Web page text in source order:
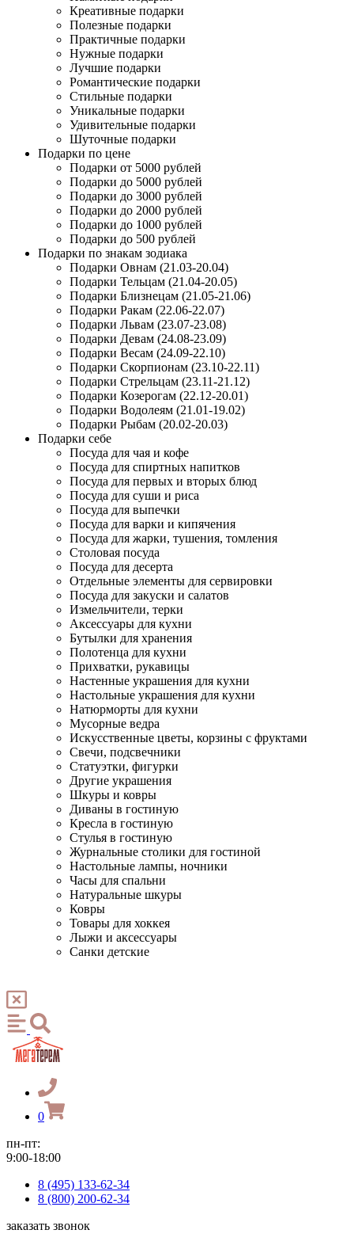
Креативные подарки
Полезные подарки
Практичные подарки
Нужные подарки
Лучшие подарки
Романтические подарки
Стильные подарки
Уникальные подарки
Удивительные подарки
Шуточные подарки
Подарки по цене
Подарки от 5000 рублей
Подарки до 5000 рублей
Подарки до 3000 рублей
Подарки до 2000 рублей
Подарки до 1000 рублей
Подарки до 500 рублей
Подарки по знакам зодиака
Подарки Овнам (21.03-20.04)
Подарки Тельцам (21.04-20.05)
Подарки Близнецам (21.05-21.06)
Подарки Ракам (22.06-22.07)
Подарки Львам (23.07-23.08)
Подарки Девам (24.08-23.09)
Подарки Весам (24.09-22.10)
Подарки Скорпионам (23.10-22.11)
Подарки Стрельцам (23.11-21.12)
Подарки Козерогам (22.12-20.01)
Подарки Водолеям (21.01-19.02)
Подарки Рыбам (20.02-20.03)
Подарки себе
Посуда для чая и кофе
Посуда для спиртных напитков
Посуда для первых и вторых блюд
Посуда для суши и риса
Посуда для выпечки
Посуда для варки и кипячения
Посуда для жарки, тушения, томления
Столовая посуда
Посуда для десерта
Отдельные элементы для сервировки
Посуда для закуски и салатов
Измельчители, терки
Аксессуары для кухни
Бутылки для хранения
Полотенца для кухни
Прихватки, рукавицы
Настенные украшения для кухни
Настольные украшения для кухни
Натюрморты для кухни
Мусорные ведра
Искусственные цветы, корзины с фруктами
Свечи, подсвечники
Статуэтки, фигурки
Другие украшения
Шкуры и ковры
Диваны в гостиную
Кресла в гостиную
Стулья в гостиную
Журнальные столики для гостиной
Настольные лампы, ночники
Часы для спальни
Натуральные шкуры
Ковры
Товары для хоккея
Лыжи и аксессуары
Санки детские
0
пн-пт:
9:00-18:00
8 (495) 133-62-34
8 (800) 200-62-34
заказать звонок